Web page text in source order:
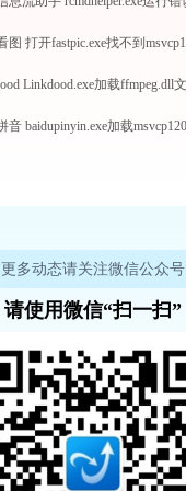
更多动态请关注微信公众号
请使用微信“扫一扫”